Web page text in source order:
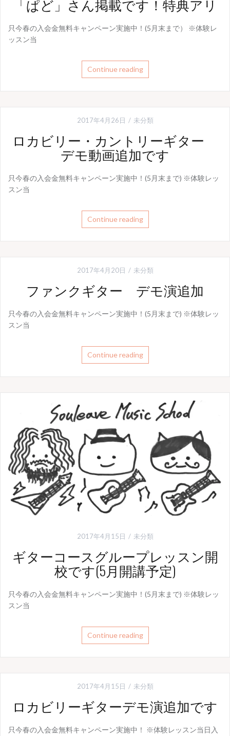
「ぱど」さん掲載です！特典アリ
只今春の入会金無料キャンペーン実施中！(5月末まで） ※体験レ
ッスン当
Continue reading
2017年4月26日 未分類
ロカビリー・カントリーギター
デモ動画追加です
只今春の入会金無料キャンペーン実施中！(5月末まで) ※体験レッ
スン当
Continue reading
2017年4月20日 未分類
ファンクギター デモ演追加
只今春の入会金無料キャンペーン実施中！(5月末まで) ※体験レッ
スン当
Continue reading
2017年4月15日 未分類
ギターコースグループレッスン開
校です(5月開講予定)
只今春の入会金無料キャンペーン実施中！(5月末まで) ※体験レッ
スン当
Continue reading
2017年4月15日 未分類
ロカビリーギターデモ演追加です
只今春の入会金無料キャンペーン実施中！ ※体験レッスン当日入